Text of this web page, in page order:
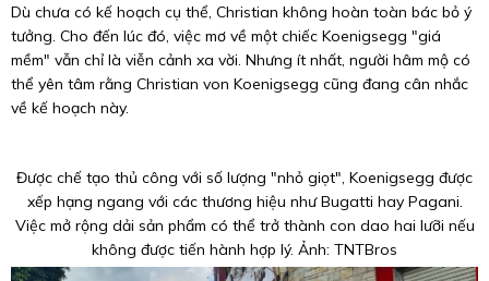
Dù chưa có kế hoạch cụ thể, Christian không hoàn toàn bác bỏ ý
tưởng. Cho đến lúc đó, việc mơ về một chiếc Koenigsegg "giá
mềm" vẫn chỉ là viễn cảnh xa vời. Nhưng ít nhất, người hâm mộ có
thể yên tâm rằng Christian von Koenigsegg cũng đang cân nhắc
về kế hoạch này.
Được chế tạo thủ công với số lượng "nhỏ giọt", Koenigsegg được
xếp hạng ngang với các thương hiệu như Bugatti hay Pagani.
Việc mở rộng dải sản phẩm có thể trở thành con dao hai lưỡi nếu
không được tiến hành hợp lý. Ảnh: TNTBros